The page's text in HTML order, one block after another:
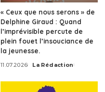
« Ceux que nous serons » de
Delphine Giraud : Quand
l’imprévisible percute de
plein fouet l’insouciance de
la jeunesse.
11.07.2026
Posted
La Rédaction